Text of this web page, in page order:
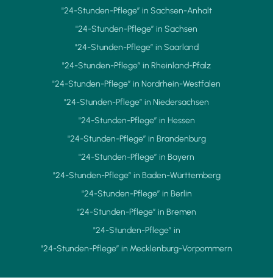
"24-Stunden-Pflege” in Sachsen-Anhalt
"24-Stunden-Pflege” in Sachsen
"24-Stunden-Pflege” in Saarland
"24-Stunden-Pflege” in Rheinland-Pfalz
"24-Stunden-Pflege” in Nordrhein-Westfalen
"24-Stunden-Pflege” in Niedersachsen
"24-Stunden-Pflege” in Hessen
"24-Stunden-Pflege” in Brandenburg
"24-Stunden-Pflege” in Bayern
"24-Stunden-Pflege” in Baden-Württemberg
"24-Stunden-Pflege” in Berlin
"24-Stunden-Pflege” in Bremen
"24-Stunden-Pflege” in
"24-Stunden-Pflege” in Mecklenburg-Vorpommern